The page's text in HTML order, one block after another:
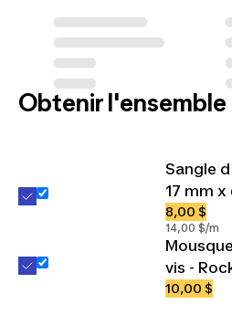
Obtenir l'ensemble
Sangle
17 mm x
8,00 $
14,00 $/m
vis -
10,00 $